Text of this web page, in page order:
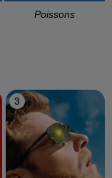
Poissons
3